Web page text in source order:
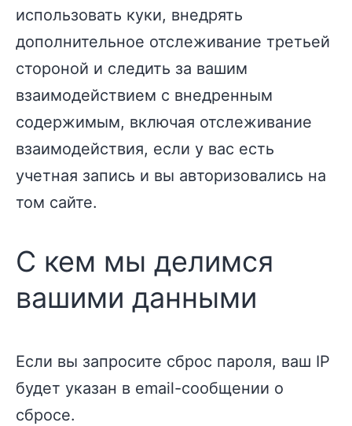
использовать куки, внедрять
дополнительное отслеживание третьей
стороной и следить за вашим
взаимодействием с внедренным
содержимым, включая отслеживание
взаимодействия, если у вас есть
учетная запись и вы авторизовались на
том сайте.
С кем мы делимся
вашими данными
Если вы запросите сброс пароля, ваш IP
будет указан в email-сообщении о
сбросе.